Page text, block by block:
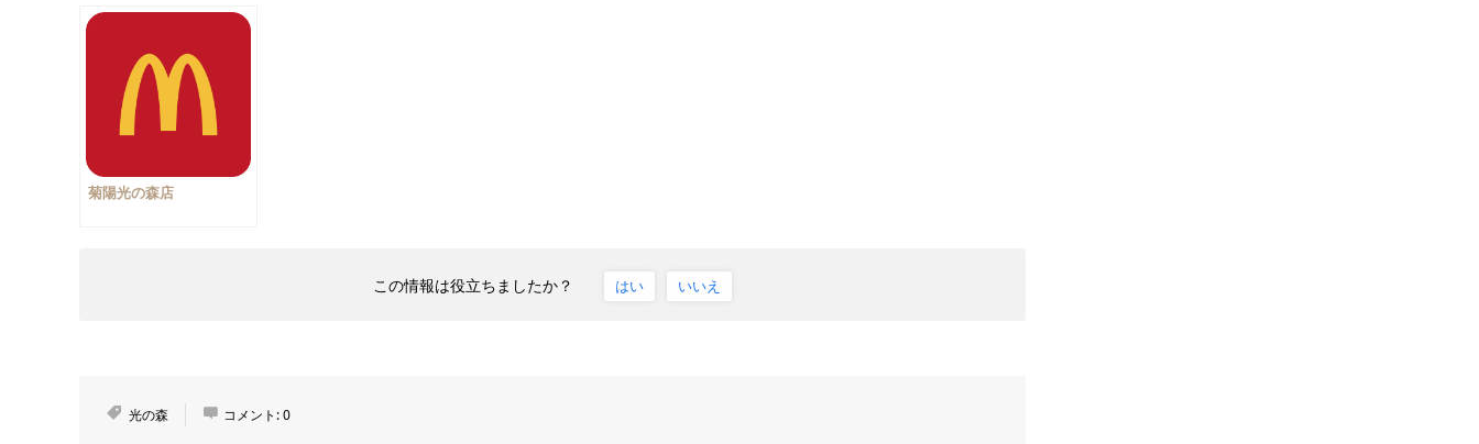
菊陽光の森店
この情報は役立ちましたか？ はい いいえ
光の森 コメント:0